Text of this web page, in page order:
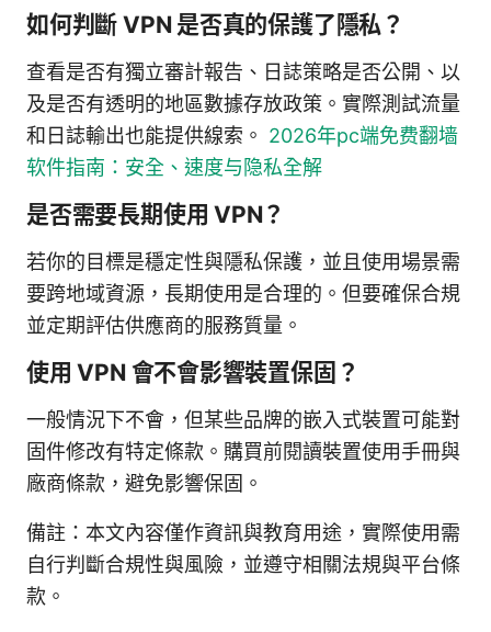
如何判斷 VPN 是否真的保護了隱私？
查看是否有獨立審計報告、日誌策略是否公開、以
及是否有透明的地區數據存放政策。實際測試流量
和日誌輸出也能提供線索。 2026年pc端免费翻墙
软件指南：安全、速度与隐私全解
是否需要長期使用 VPN？
若你的目標是穩定性與隱私保護，並且使用場景需
要跨地域資源，長期使用是合理的。但要確保合規
並定期評估供應商的服務質量。
使用 VPN 會不會影響裝置保固？
一般情況下不會，但某些品牌的嵌入式裝置可能對
固件修改有特定條款。購買前閱讀裝置使用手冊與
廠商條款，避免影響保固。
備註：本文內容僅作資訊與教育用途，實際使用需
自行判斷合規性與風險，並遵守相關法規與平台條
款。